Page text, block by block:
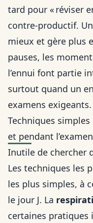
tard pour « réviser
contre-productif.
mieux et gère plus
pauses, les
l’ennui font partie
surtout quand un
examens exigeants.
Techniques
et pendant l’examen
Inutile de chercher
Les techniques les
les plus simples, à
le jour J. La
certaines pratiques